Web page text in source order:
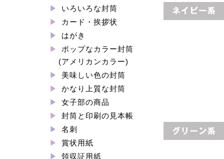
いろいろな封筒
カード・挨拶状
はがき
ポップなカラー封筒
(アメリカンカラー)
美味しい色の封筒
かなり上質な封筒
女子部の商品
封筒と印刷の見本帳
名刺
賞状用紙
領収証用紙